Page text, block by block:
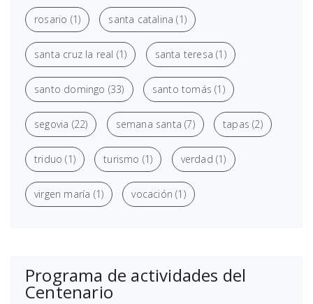
rosario (1) santa catalina (1)
santa cruz la real (1) santa teresa (1)
santo domingo (33) santo tomás (1)
segovia (22) semana santa (7) tapas (2)
triduo (1) turismo (1) verdad (1)
virgen maría (1) vocación (1)
Programa de actividades del
Centenario